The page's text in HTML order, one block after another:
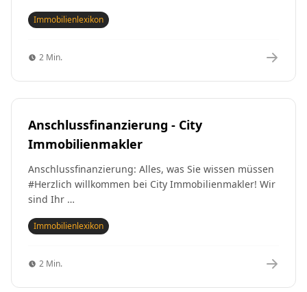
Immobilienlexikon
2 Min.
Anschlussfinanzierung - City
Immobilienmakler
Anschlussfinanzierung: Alles, was Sie wissen müssen
#Herzlich willkommen bei City Immobilienmakler! Wir
sind Ihr …
Immobilienlexikon
2 Min.